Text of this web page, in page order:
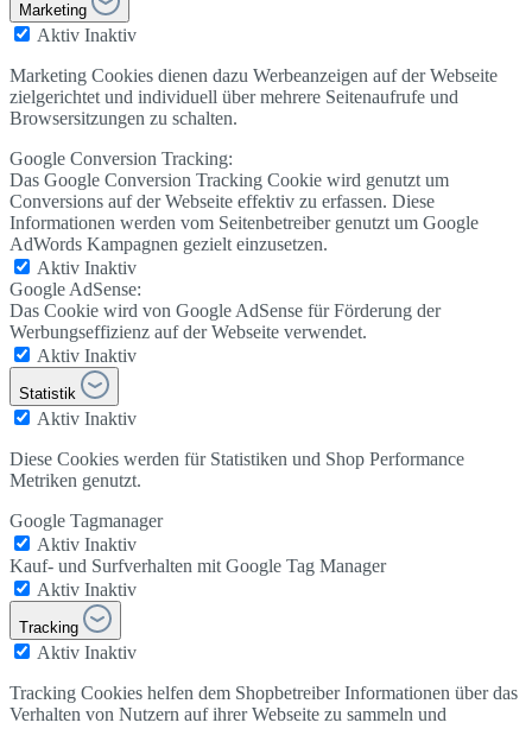
Marketing
Aktiv Inaktiv
Marketing Cookies dienen dazu Werbeanzeigen auf der Webseite
zielgerichtet und individuell über mehrere Seitenaufrufe und
Browsersitzungen zu schalten.
Google Conversion Tracking:
Das Google Conversion Tracking Cookie wird genutzt um
Conversions auf der Webseite effektiv zu erfassen. Diese
Informationen werden vom Seitenbetreiber genutzt um Google
AdWords Kampagnen gezielt einzusetzen.
Aktiv Inaktiv
Google AdSense:
Das Cookie wird von Google AdSense für Förderung der
Werbungseffizienz auf der Webseite verwendet.
Aktiv Inaktiv
Statistik
Aktiv Inaktiv
Diese Cookies werden für Statistiken und Shop Performance
Metriken genutzt.
Google Tagmanager
Aktiv Inaktiv
Kauf- und Surfverhalten mit Google Tag Manager
Aktiv Inaktiv
Tracking
Aktiv Inaktiv
Tracking Cookies helfen dem Shopbetreiber Informationen über das
Verhalten von Nutzern auf ihrer Webseite zu sammeln und